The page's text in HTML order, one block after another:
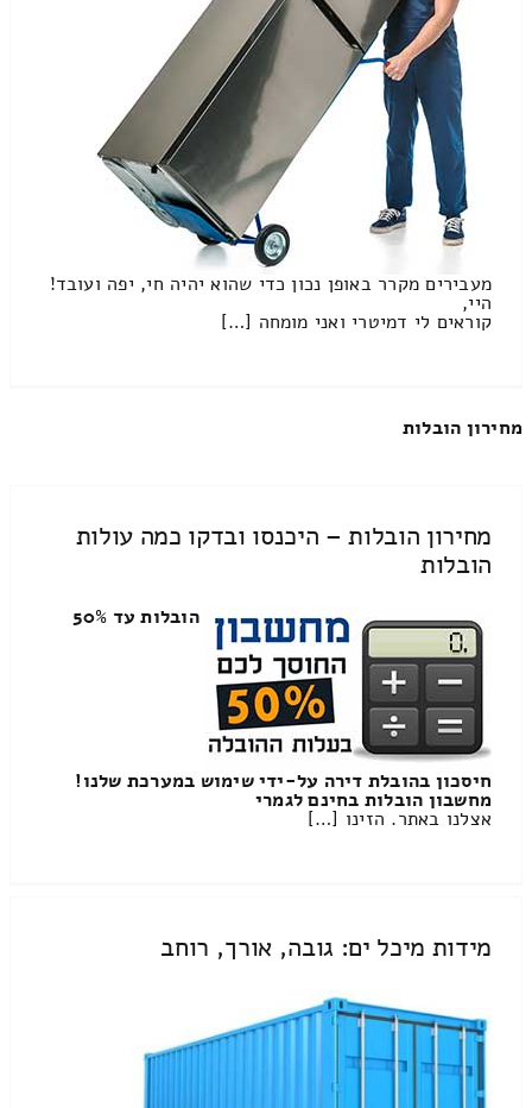
מעבירים מקרר באופן נכון כדי שהוא יהיה חי, יפה ועובד!
היי,
קוראים לי דמיטרי ואני מומחה […]
מחירון הובלות
מחירון הובלות – היכנסו ובדקו כמה עולות
הובלות
הובלות עד 50%
חיסכון בהובלת דירה על-ידי שימוש במערכת שלנו!
מחשבון הובלות בחינם לגמרי
אצלנו באתר. הזינו […]
מידות מיכל ים: גובה, אורך, רוחב